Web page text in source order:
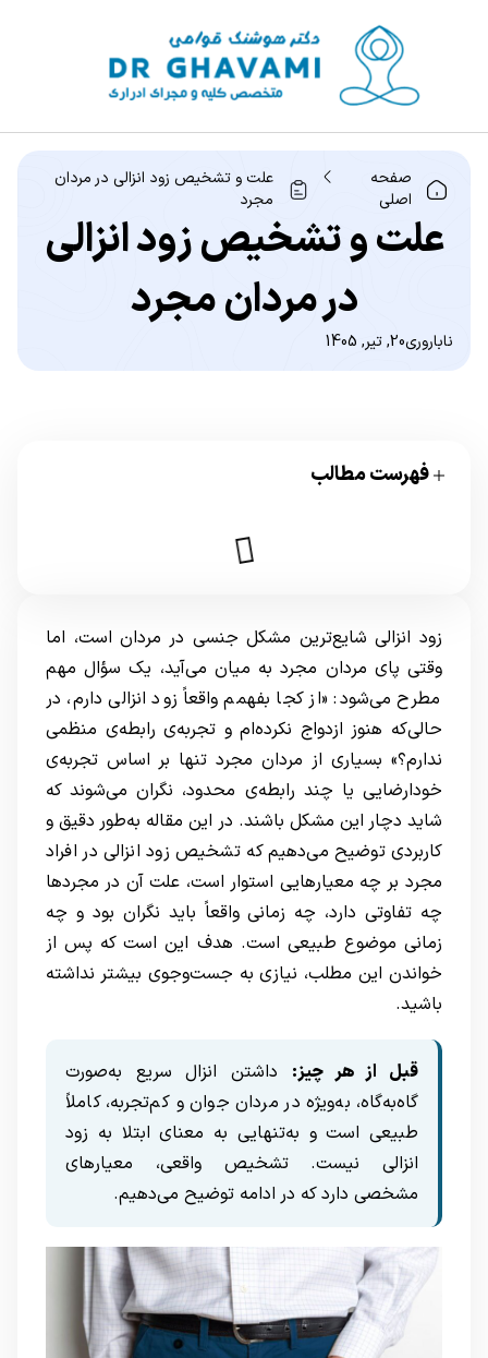
صفحه
اصلی
علت و تشخیص زود انزالی در مردان
مجرد
علت و تشخیص زود انزالی
در مردان مجرد
ناباروری20, تیر, 1405
فهرست مطالب
زود انزالی شایع‌ترین مشکل جنسی در مردان است، اما
وقتی پای مردان مجرد به میان می‌آید، یک سؤال مهم
مطرح می‌شود: «از کجا بفهمم واقعاً زود انزالی دارم، در
حالی‌که هنوز ازدواج نکرده‌ام و تجربه‌ی رابطه‌ی منظمی
ندارم؟» بسیاری از مردان مجرد تنها بر اساس تجربه‌ی
خودارضایی یا چند رابطه‌ی محدود، نگران می‌شوند که
شاید دچار این مشکل باشند. در این مقاله به‌طور دقیق و
کاربردی توضیح می‌دهیم که تشخیص زود انزالی در افراد
مجرد بر چه معیارهایی استوار است، علت آن در مجردها
چه تفاوتی دارد، چه زمانی واقعاً باید نگران بود و چه
زمانی موضوع طبیعی است. هدف این است که پس از
خواندن این مطلب، نیازی به جست‌وجوی بیشتر نداشته
باشید.
قبل از هر چیز: داشتن انزال سریع به‌صورت
گاه‌به‌گاه، به‌ویژه در مردان جوان و کم‌تجربه، کاملاً
طبیعی است و به‌تنهایی به معنای ابتلا به زود
انزالی نیست. تشخیص واقعی، معیارهای
مشخصی دارد که در ادامه توضیح می‌دهیم.